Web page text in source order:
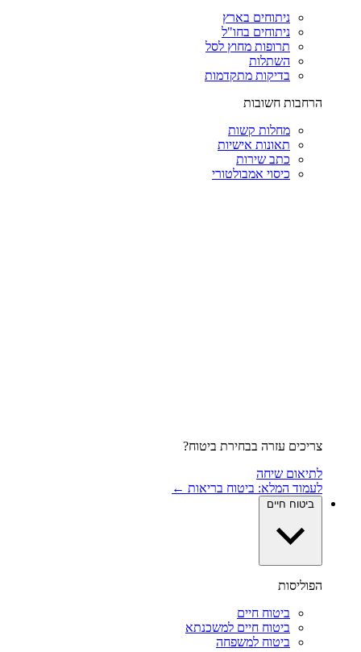
ניתוחים בארץ
ניתוחים בחו"ל
תרופות מחוץ לסל
השתלות
בדיקות מתקדמות
הרחבות חשובות
מחלות קשות
תאונות אישיות
כתב שירות
כיסוי אמבולטורי
צריכים עזרה בבחירת ביטוח?
לתיאום שיחה
לעמוד המלא: ביטוח בריאות ←
ביטוח חיים
הפוליסות
ביטוח חיים
ביטוח חיים למשכנתא
ביטוח למשפחה